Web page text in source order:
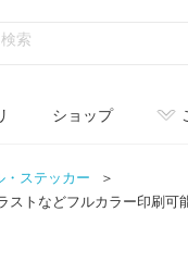
ショップ
・ステッカー
トなどフルカラー印刷